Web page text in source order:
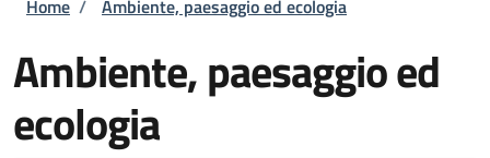
Home / Ambiente, paesaggio ed ecologia
Ambiente, paesaggio ed
ecologia